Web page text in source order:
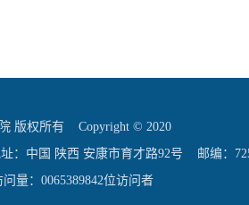
版权所有 Copyright © 2020
：中国 陕西 安康市育才路92号 邮编：
量： 0065389842位访问者